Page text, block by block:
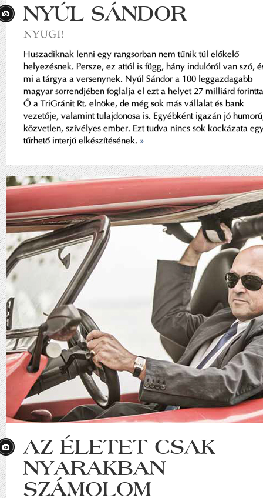
NYÚL SÁNDOR
NYUGI!
Huszadiknak lenni egy rangsorban nem tűnik túl előkelő
helyezésnek. Persze, ez attól is függ, hány indulóról van szó,
mi a tárgya a versenynek. Nyúl Sándor a 100 leggazdagabb
magyar sorrendjében foglalja el ezt a helyet 27 milliárd
Ő a TriGránit Rt. elnöke, de még sok más vállalat és bank
vezetője, valamint tulajdonosa is. Egyébként igazán jó
közvetlen, szívélyes ember. Ezt tudva nincs sok kockázata
tűrhető interjú elkészítésének. »
AZ ÉLETET CSAK
NYARAKBAN
SZÁMOLOM